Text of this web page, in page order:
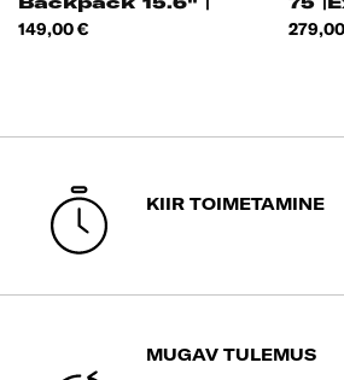
Hind
149,00 € Hind
KIIR TOIMETAMINE
MUGAV TULEMUS